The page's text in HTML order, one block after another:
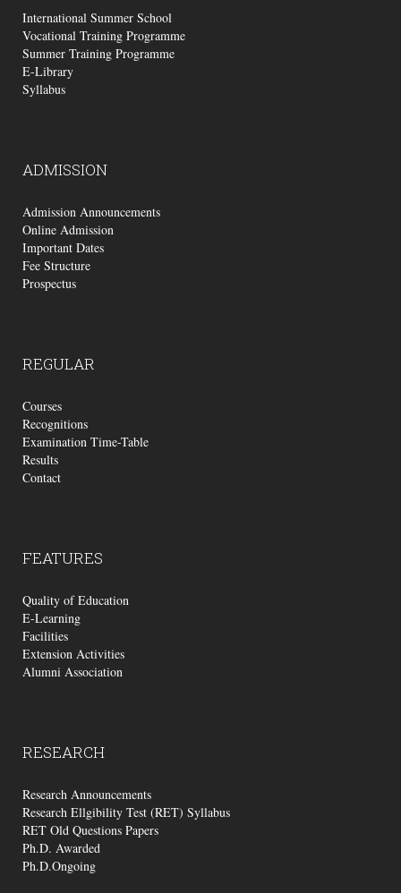
International Summer School
Vocational Training Programme
Summer Training Programme
E-Library
Syllabus
ADMISSION
Admission Announcements
Online Admission
Important Dates
Fee Structure
Prospectus
REGULAR
Courses
Recognitions
Examination Time-Table
Results
Contact
FEATURES
Quality of Education
E-Learning
Facilities
Extension Activities
Alumni Association
RESEARCH
Research Announcements
Research Ellgibility Test (RET) Syllabus
RET Old Questions Papers
Ph.D. Awarded
Ph.D.Ongoing